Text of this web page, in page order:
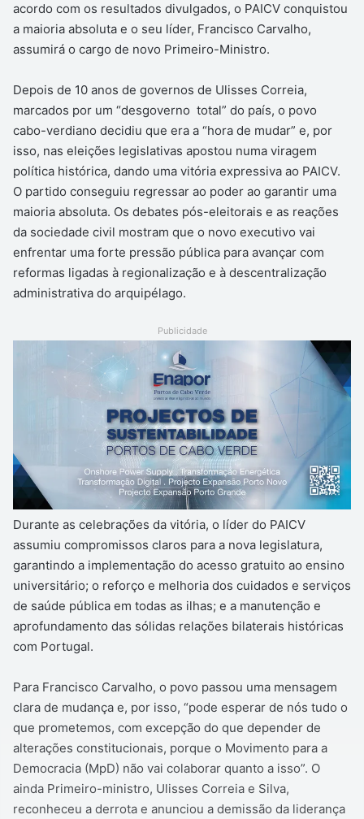
acordo com os resultados divulgados, o PAICV conquistou
a maioria absoluta e o seu líder, Francisco Carvalho,
assumirá o cargo de novo Primeiro-Ministro.
Depois de 10 anos de governos de Ulisses Correia,
marcados por um “desgoverno total” do país, o povo
cabo-verdiano decidiu que era a “hora de mudar” e, por
isso, nas eleições legislativas apostou numa viragem
política histórica, dando uma vitória expressiva ao PAICV.
O partido conseguiu regressar ao poder ao garantir uma
maioria absoluta. Os debates pós-eleitorais e as reações
da sociedade civil mostram que o novo executivo vai
enfrentar uma forte pressão pública para avançar com
reformas ligadas à regionalização e à descentralização
administrativa do arquipélago.
Publicidade
Durante as celebrações da vitória, o líder do PAICV
assumiu compromissos claros para a nova legislatura,
garantindo a implementação do acesso gratuito ao ensino
universitário; o reforço e melhoria dos cuidados e serviços
de saúde pública em todas as ilhas; e a manutenção e
aprofundamento das sólidas relações bilaterais históricas
com Portugal.
Para Francisco Carvalho, o povo passou uma mensagem
clara de mudança e, por isso, “pode esperar de nós tudo o
que prometemos, com excepção do que depender de
alterações constitucionais, porque o Movimento para a
Democracia (MpD) não vai colaborar quanto a isso”. O
ainda Primeiro-ministro, Ulisses Correia e Silva,
reconheceu a derrota e anunciou a demissão da liderança